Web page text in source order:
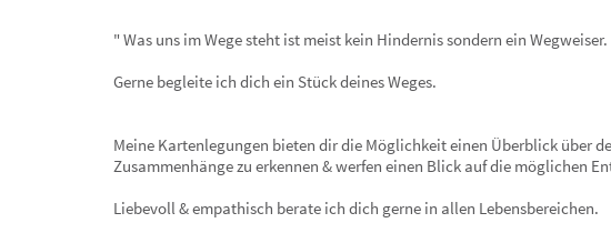
" Was uns im Wege steht ist meist kein Hindernis sondern ein Wegweiser.
Gerne begleite ich dich ein Stück deines Weges.
Meine Kartenlegungen bieten dir die Möglichkeit einen Überblick über
Zusammenhänge zu erkennen & werfen einen Blick auf die möglichen
Liebevoll & empathisch berate ich dich gerne in allen Lebensbereichen.